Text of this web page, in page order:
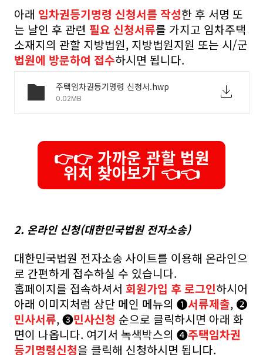
아래 임차권등기명령 신청서를 작성한 후 서명 또
는 날인 후 관련 필요 신청서류를 가지고 임차주택
소재지의 관할 지방법원, 지방법원지원 또는 시/군
법원에 방문하여 접수하시면 됩니다.
주택임차권등기명령 신청서.hwp
0.02MB
👉👉 가까운 관할 법원
위치 찾아보기 👈👈
2. 온라인 신청(대한민국법원 전자소송)
대한민국법원 전자소송 사이트를 이용해 온라인으
로 간편하게 접수하실 수 있습니다.
홈페이지를 접속하셔서 회원가입 후 로그인하시어
아래 이미지처럼 상단 메인 메뉴의 ➊서류제출, ❷
민사서류, ➌민사신청 순으로 클릭하시면 아래 화
면이 나옵니다. 여기서 녹색박스의 ➍주택임차권
등기명령신청을 클릭해 신청하시면 됩니다.